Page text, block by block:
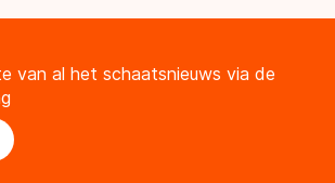
van al het schaatsnieuws via de